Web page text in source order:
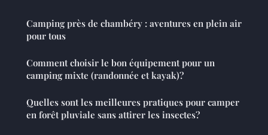
Camping près de chambéry : aventures en plein air
pour tous
Comment choisir le bon équipement pour un
camping mixte (randonnée et kayak)?
Quelles sont les meilleures pratiques pour camper
en forêt pluviale sans attirer les insectes?